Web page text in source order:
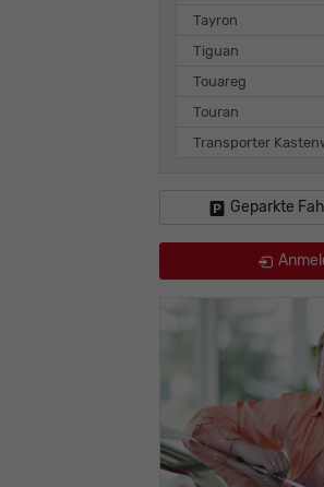
Tayron
Tiguan
Touareg
Touran
Transporter
Geparkte